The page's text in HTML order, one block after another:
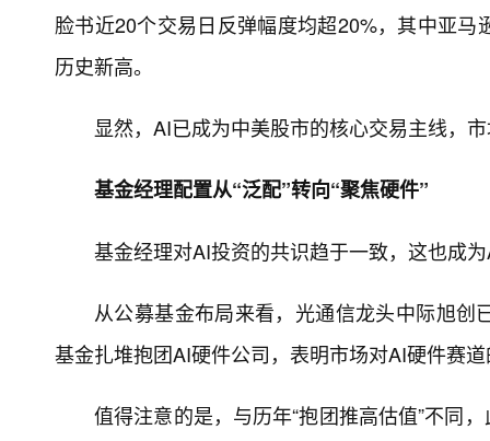
脸书近20个交易日反弹幅度均超20%，其中亚
历史新高。
显然，AI已成为中美股市的核心交易主线，
基金经理配置从“泛配”转向“聚焦硬件”
基金经理对AI投资的共识趋于一致，这也成
从公募基金布局来看，光通信龙头中际旭
基金扎堆抱团AI硬件公司，表明市场对AI硬件赛
值得注意的是，与历年“抱团推高估值”不同